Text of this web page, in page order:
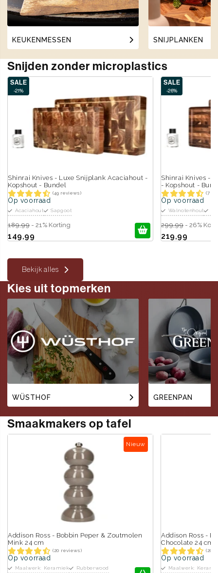
KEUKENMESSEN SNIJPLANKEN
Snijden zonder microplastics
SALE
-21%
Shinrai Knives - Luxe Snijplank Acaciahout -
Kopshout - Bundel
(49 reviews)
Op voorraad
Acaciahout Sapgoot
189,99 - 21% Korting
149,99
SALE
-26%
Shinrai Knives -
- Kopshout -
(7
Op voorraad
Walnotenhout
299,99 - 26%
219,99
Bekijk alles
Kies uit topmerken
WÜSTHOF GREENPAN
Smaakmakers op tafel
Nieuw
Addison Ross - Bobbin Peper & Zoutmolen
Mink 24 cm
(20 reviews)
Op voorraad
Maalwerk: Keramiek Rubberwood
Addison Ross -
Chocolate 24 cm
(20
Op voorraad
Maalwerk: